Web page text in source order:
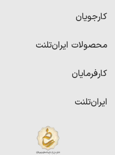
کارجویان
رزومه ساز
امتیاز شرکت‌ها
محصولات ایران‌تلنت
کاردیکس
کارفرمایان
ایران‌تلنت